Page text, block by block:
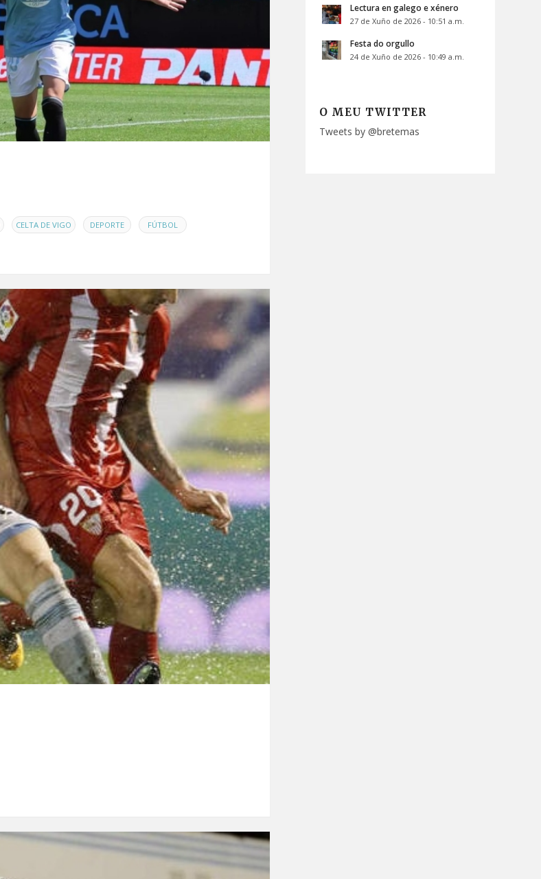
CELTA DE VIGO DEPORTE FÚTBOL
Lectura en galego e xénero
27 de Xuño de 2026 - 10:51 a.m.
Festa do orgullo
24 de Xuño de 2026 - 10:49 a.m.
O MEU TWITTER
Tweets by @bretemas